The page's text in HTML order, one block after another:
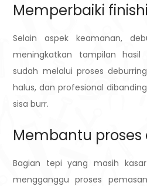
Memperbaiki
Selain aspek keamanan,
meningkatkan tampilan hasil
sudah melalui proses
halus, dan profesional
sisa burr.
Membantu proses
Bagian tepi yang masih
mengganggu proses